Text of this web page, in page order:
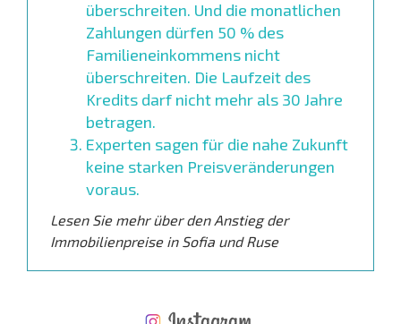
überschreiten. Und die monatlichen
Zahlungen dürfen 50 % des
Familieneinkommens nicht
überschreiten. Die Laufzeit des
Kredits darf nicht mehr als 30 Jahre
betragen.
Experten sagen für die nahe Zukunft
keine starken Preisveränderungen
voraus.
Lesen Sie mehr über den Anstieg der
Immobilienpreise in Sofia und Ruse